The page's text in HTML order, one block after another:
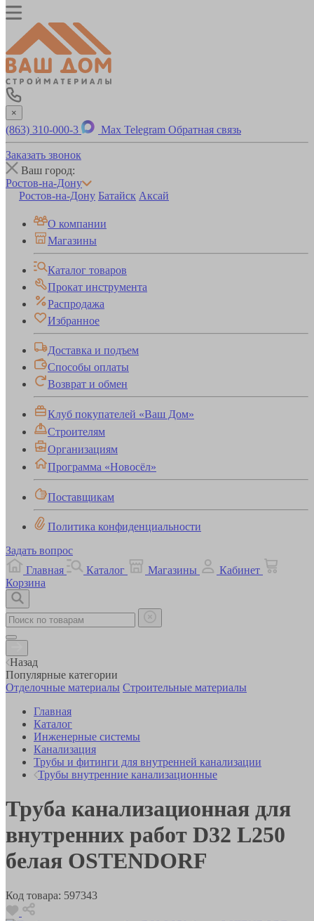
×
(863) 310-000-3 Max Telegram Обратная связь
Заказать звонок
Ваш город:
Ростов-на-Дону
Ростов-на-Дону Батайск Аксай
О компании
Магазины
Каталог товаров
Прокат инструмента
Распродажа
Избранное
Доставка и подъем
Способы оплаты
Возврат и обмен
Клуб покупателей «Ваш Дом»
Строителям
Организациям
Программа «Новосёл»
Поставщикам
Политика конфиденциальности
Задать вопрос
Главная
Каталог Магазины
Кабинет
Корзина
Назад
Популярные категории
Отделочные материалы Строительные материалы
Главная
Каталог
Инженерные системы
Канализация
Трубы и фитинги для внутренней канализации
Трубы внутренние канализационные
Труба канализационная для
внутренних работ D32 L250
белая OSTENDORF
Код товара: 597343